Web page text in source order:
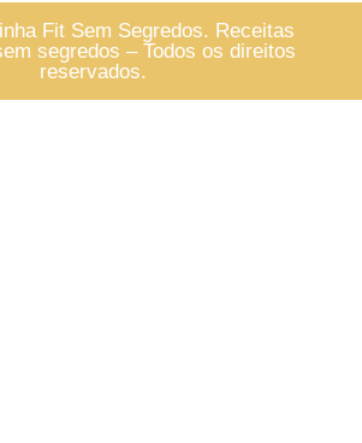
Fit Sem Segredos. Receitas
segredos – Todos os direitos
reservados.